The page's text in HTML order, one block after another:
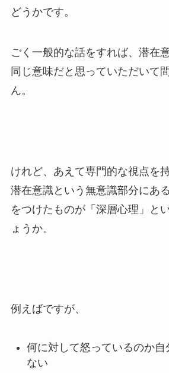
どうかです。
ごく一般的な話をすれば、潜在
同じ意味だと思っていただいて
ん。
けれど、あえて専門的な視点を
潜在意識という無意識部分にあ
をつけたものが「深層心理」と
ょうか。
例えばですが、
何に対して怒っているのか自
ない